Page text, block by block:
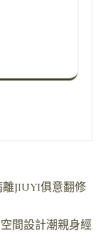
JIUYI俱意翻修
間設計潮親身經